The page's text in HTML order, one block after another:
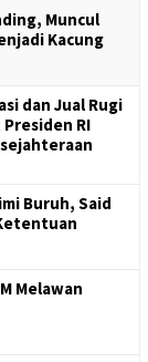
Muncul
Kacung
dan Jual Rugi
RI
Buruh, Said
Melawan